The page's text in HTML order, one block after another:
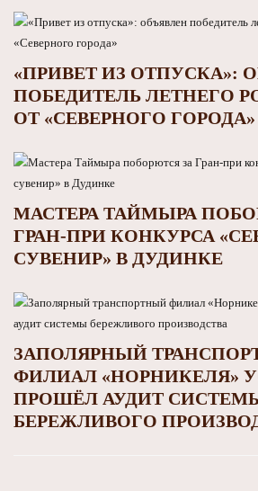
«ПРИВЕТ ИЗ ОТПУСКА»:
ПОБЕДИТЕЛЬ ЛЕТНЕГО
ОТ «СЕВЕРНОГО ГОРОДА»
МАСТЕРА ТАЙМЫРА
ГРАН-ПРИ КОНКУРСА
СУВЕНИР» В ДУДИНКЕ
ЗАПОЛЯРНЫЙ
ФИЛИАЛ «НОРНИКЕЛЯ»
ПРОШЁЛ АУДИТ
БЕРЕЖЛИВОГО